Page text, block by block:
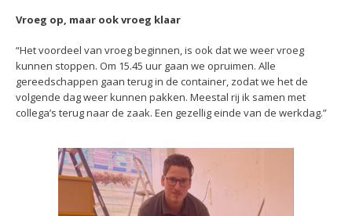
Vroeg op, maar ook vroeg klaar
“Het voordeel van vroeg beginnen, is ook dat we weer vroeg
kunnen stoppen. Om 15.45 uur gaan we opruimen. Alle
gereedschappen gaan terug in de container, zodat we het de
volgende dag weer kunnen pakken. Meestal rij ik samen met
collega’s terug naar de zaak. Een gezellig einde van de werkdag.”